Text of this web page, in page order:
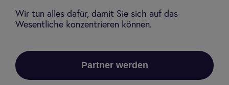
Wir tun alles dafür, damit Sie sich auf das
Wesentliche konzentrieren können.
Partner werden